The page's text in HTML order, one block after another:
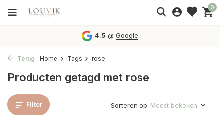
0
4.5 @Google
Terug Home Tags rose
Producten getagd met rose
Filter Sorteren op: